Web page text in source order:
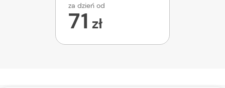
za dzień od
71 zł